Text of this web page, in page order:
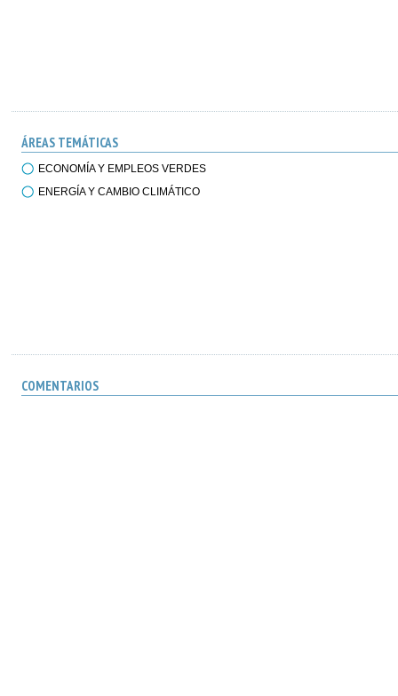
ÁREAS TEMÁTICAS
ECONOMÍA Y EMPLEOS VERDES
ENERGÍA Y CAMBIO CLIMÁTICO
COMENTARIOS